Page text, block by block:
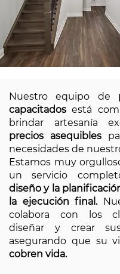
Nuestro equipo de
capacitados está
brindar artesanía
precios asequibles
necesidades de
Estamos muy
un servicio
diseño y la
la ejecución final.
colabora con los
diseñar y crear
asegurando que su
cobren vida.